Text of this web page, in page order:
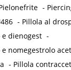
-
- Pillola al
dienogest -
nomegestrolo
- Pillola